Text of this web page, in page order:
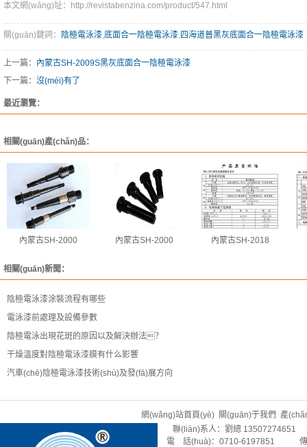
本文網(wǎng)址：http://revistabenzina.com/product/547.html
關(guān)鍵詞： 陰極電泳漆,底面合一陰極電泳漆,四海道普黑灰底面合一陰極電泳漆
上一篇： 內蒙古SH-2009S黑灰底面合一陰極電泳漆
下一篇： 沒(méi)有了
最近瀏覽：
相關(guān)產(chǎn)品：
內蒙古SH-2000 內蒙古SH-2000 內蒙古SH-2018
相關(guān)新聞：
陰極電泳漆涂裝流程有哪些
電泳漆前處理及設備參數
陰極電泳出現花斑的原因以及解決辦法？
干燥溫度對陰極電泳漆膜有什么影響
汽車(chē)陰極電泳漆技術(shù)及發(fā)展方向
網(wǎng)站首頁(yè) 關(guān)于我們 產
聯(lián)系人：劉總 13507274651
電 話(huà)：0710-6197851 傳